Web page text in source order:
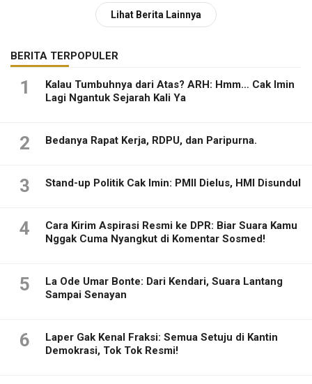
Lihat Berita Lainnya
BERITA TERPOPULER
1
Kalau Tumbuhnya dari Atas? ARH: Hmm… Cak Imin
Lagi Ngantuk Sejarah Kali Ya
2 Bedanya Rapat Kerja, RDPU, dan Paripurna.
3 Stand-up Politik Cak Imin: PMII Dielus, HMI Disundul
4
Cara Kirim Aspirasi Resmi ke DPR: Biar Suara Kamu
Nggak Cuma Nyangkut di Komentar Sosmed!
5
La Ode Umar Bonte: Dari Kendari, Suara Lantang
Sampai Senayan
6
Laper Gak Kenal Fraksi: Semua Setuju di Kantin
Demokrasi, Tok Tok Resmi!